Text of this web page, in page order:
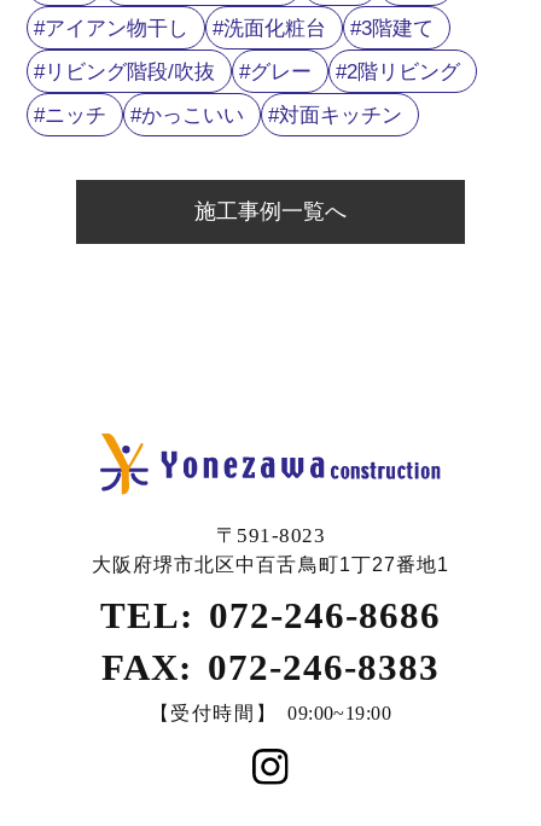
アイアン物干し
洗面化粧台
3階建て
リビング階段/吹抜
グレー
2階リビング
ニッチ
かっこいい 対面キッチン
施工事例一覧へ
〒591-8023
大阪府堺市北区中百舌鳥町1丁27番地1
TEL: 072-246-8686
FAX: 072-246-8383
【受付時間】 09:00~19:00